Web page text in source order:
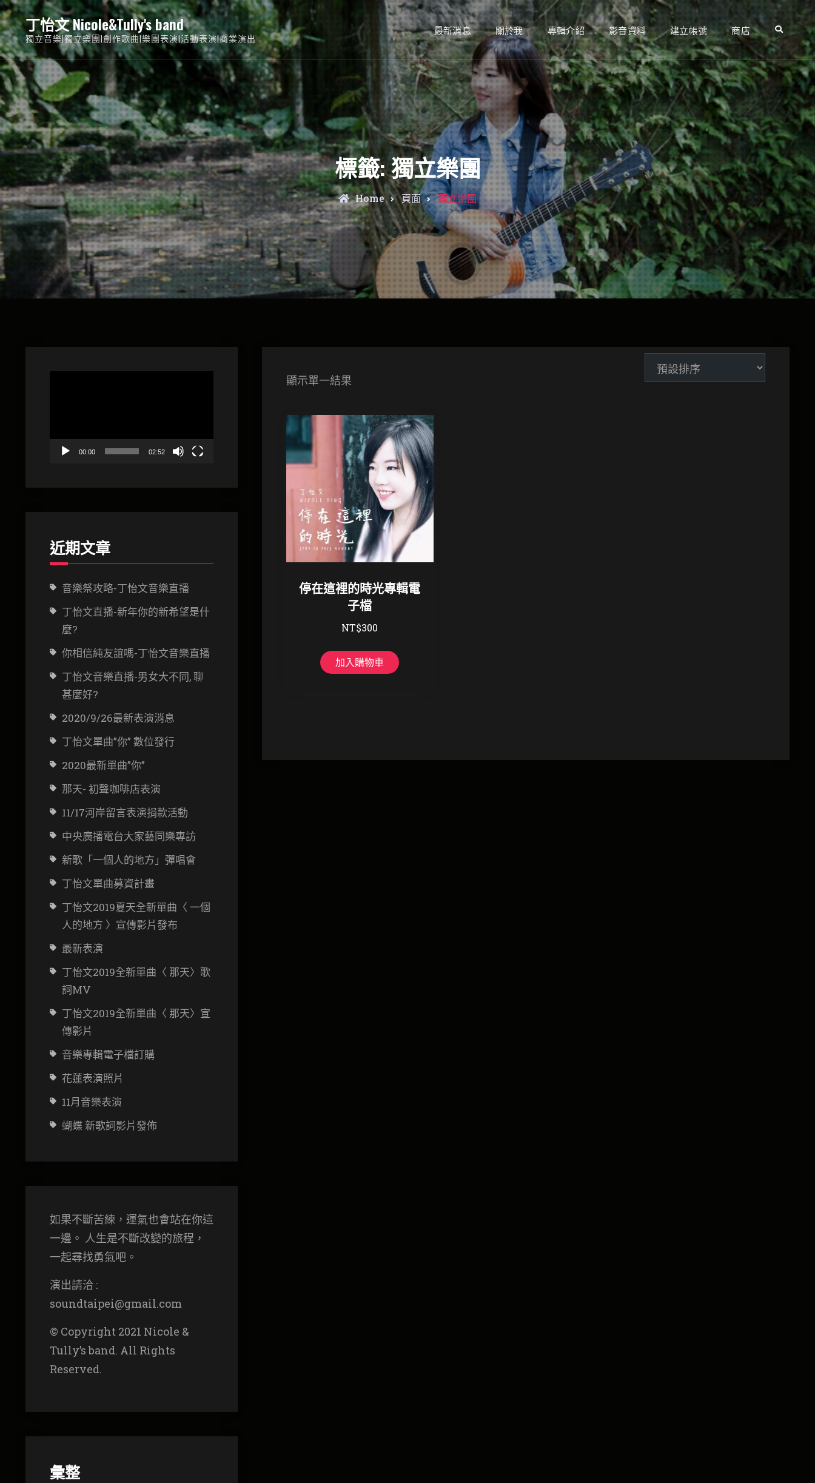
Skip
to
content
丁怡文 Nicole&Tully's band
獨立音樂|獨立樂團|創作歌曲|樂團表演|活動表演|商業演出
最新消息 關於我 專輯介紹 影音資料 建立帳號 商店 Search
標籤:獨立樂團
Home 頁面 獨立樂團
顯示單一結果
停在這裡的時光專輯電
子檔
NT$300
加入購物車
放
00:00 02:52
近期文章
音樂祭攻略-丁怡文音樂直播
丁怡文直播-新年你的新希望是什
麼?
你相信純友誼嗎-丁怡文音樂直播
丁怡文音樂直播-男女大不同, 聊
甚麼好?
2020/9/26最新表演消息
丁怡文單曲”你” 數位發行
2020最新單曲”你”
那天- 初聲咖啡店表演
11/17河岸留言表演捐款活動
中央廣播電台大家藝同樂專訪
新歌「一個人的地方」彈唱會
丁怡文單曲募資計畫
丁怡文2019夏天全新單曲〈 一個
人的地方 〉宣傳影片發布
最新表演
丁怡文2019全新單曲〈 那天〉歌
詞MV
丁怡文2019全新單曲〈 那天〉宣
傳影片
音樂專輯電子檔訂購
花蓮表演照片
11月音樂表演
蝴蝶 新歌詞影片發佈
如果不斷苦練，運氣也會站在你這
一邊。 人生是不斷改變的旅程，
一起尋找勇氣吧。
演出請洽 :
soundtaipei@gmail.com
© Copyright 2021 Nicole &
Tully’s band. All Rights
Reserved.
彙整